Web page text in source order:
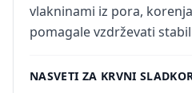
vlakninami iz pora,
pomagale vzdrževati
NASVETI ZA KRVNI